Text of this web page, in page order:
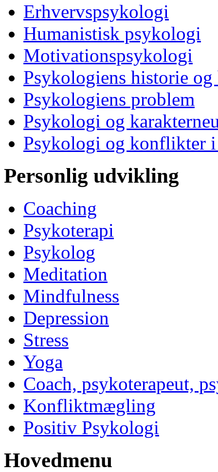
Erhvervspsykologi
Humanistisk psykologi
Motivationspsykologi
Psykologiens historie og
Psykologiens problem
Psykologi og
Psykologi og konflikter
Personlig udvikling
Coaching
Psykoterapi
Psykolog
Meditation
Mindfulness
Depression
Stress
Yoga
Coach, psykoterapeut,
Konfliktmægling
Positiv Psykologi
Hovedmenu